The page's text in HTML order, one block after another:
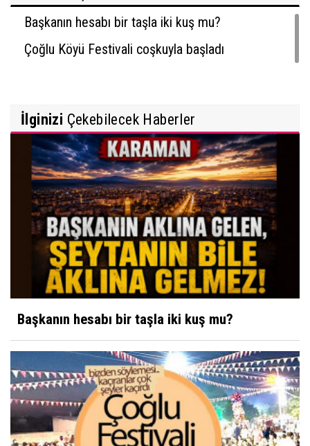
Başkanın hesabı bir taşla iki kuş mu?
Çoğlu Köyü Festivali coşkuyla başladı
İlginizi Çekebilecek Haberler
Başkanın hesabı bir taşla iki kuş mu?